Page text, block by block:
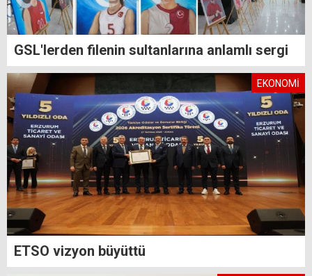
GSL'lerden filenin sultanlarına anlamlı sergi
EKONOMİ
ETSO vizyon büyüttü